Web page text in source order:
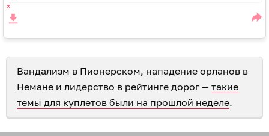
Вандализм в Пионерском, нападение орланов в
Немане и лидерство в рейтинге дорог — такие
темы для куплетов были на прошлой неделе.